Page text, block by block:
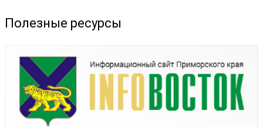
Полезные ресурсы